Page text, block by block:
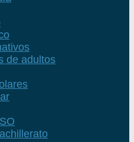
de adultos